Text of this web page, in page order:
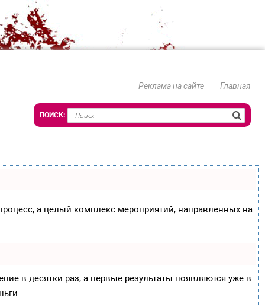
Реклама на сайте Главная
а целый комплекс мероприятий, направленных на
в десятки раз, а первые результаты появляются уже в